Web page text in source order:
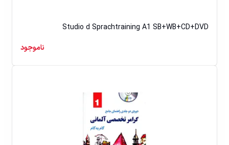
Studio d Sprachtraining A1 SB+WB+CD+DVD
ناموجود